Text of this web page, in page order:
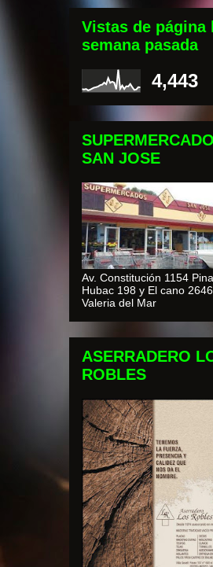
Vistas de página
semana pasada
4,443
SAN JOSE
Av. Constitución 1154
Hubac 198 y El cano 2646
Valeria del Mar
ASERRADERO
ROBLES